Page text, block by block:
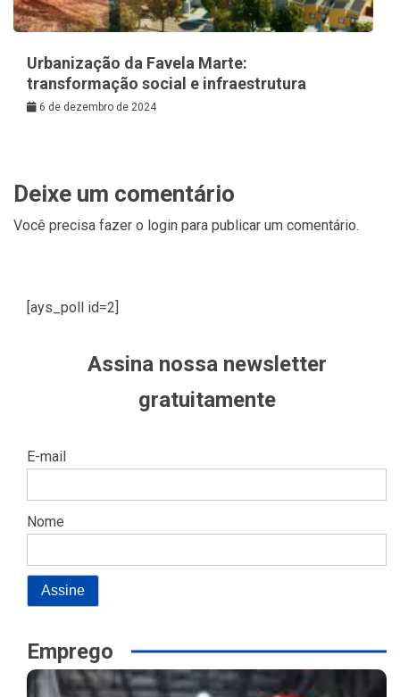
Urbanização da Favela Marte:
transformação social e infraestrutura
6 de dezembro de 2024
Deixe um comentário
Você precisa fazer o login para publicar um comentário.
[ays_poll id=2]
Assina nossa newsletter
gratuitamente
E-mail
Nome
Emprego